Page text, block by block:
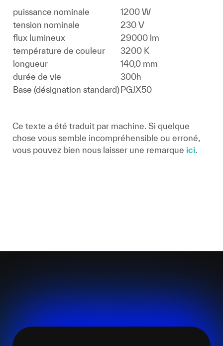
puissance nominale
1200 W
tension nominale
230 V
flux lumineux
29000 lm
température de couleur
3200 K
longueur
140,0 mm
durée de vie
300h
Base (désignation standard)PGJX50
Ce texte a été traduit par machine. Si quelque
chose vous semble incompréhensible ou erroné,
vous pouvez bien nous laisser une remarque ici.